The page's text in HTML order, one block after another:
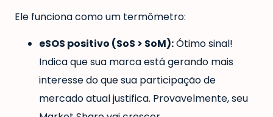
Ele funciona como um termômetro:
eSOS positivo (SoS > SoM):Ótimo sinal!
Indica que sua marca está gerando mais
interesse do que sua participação de
mercado atual justifica. Provavelmente, seu